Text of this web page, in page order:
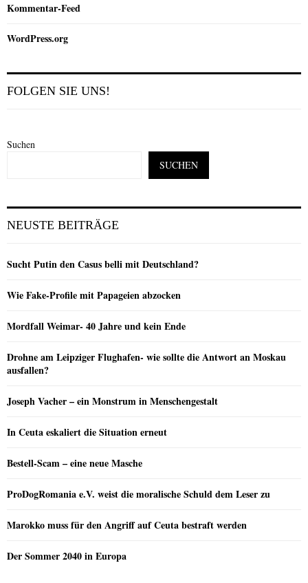
Kommentar-Feed
WordPress.org
FOLGEN SIE UNS!
Suchen
SUCHEN
NEUSTE BEITRÄGE
Sucht Putin den Casus belli mit Deutschland?
Wie Fake-Profile mit Papageien abzocken
Mordfall Weimar- 40 Jahre und kein Ende
Drohne am Leipziger Flughafen- wie sollte die Antwort an Moskau
ausfallen?
Joseph Vacher – ein Monstrum in Menschengestalt
In Ceuta eskaliert die Situation erneut
Bestell-Scam – eine neue Masche
ProDogRomania e.V. weist die moralische Schuld dem Leser zu
Marokko muss für den Angriff auf Ceuta bestraft werden
Der Sommer 2040 in Europa